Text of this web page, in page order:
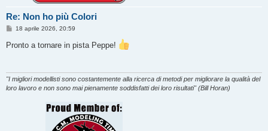
Re: Non ho più Colori
M
s
i
18 aprile 2026, 20:59
Pronto a tornare in pista Peppe!
"I migliori modellisti sono costantemente alla ricerca di metodi per migliorare la qualità del
loro lavoro e non sono mai pienamente soddisfatti dei loro risultati" (Bill Horan)